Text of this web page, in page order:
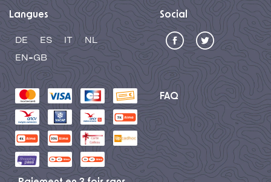
Langues
DE ES IT
NL
EN-GB
Social
FAQ